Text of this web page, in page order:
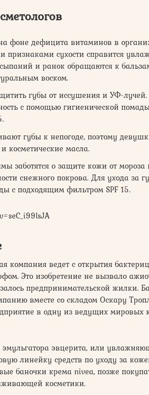
фоне дефицита витаминов в
признаками сухости справится
и ранок обращаются к
воском.
губы от иссушения и УФ-
с помощью гигиенической
губы к непогоде, поэтому
косметические масла.
заботятся о защите кожи от
снежного покрова. Для ухода за
с подходящим фильтром SPF 15.
компания ведет с открытия
Это изобретение не вызвало
предпринимательской жилки.
вместе со складом Оскару
в одну из ведущих мировых
эвцерита, или
линейку средств по уходу за
баночки крема nivea, позже
косметики.